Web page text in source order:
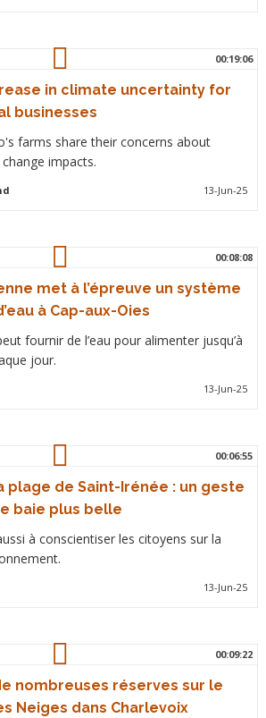
00:19:06
in climate uncertainty for
businesses
farms share their concerns about
impacts.
13-Jun-25
00:08:08
met à l’épreuve un système
à Cap-aux-Oies
fournir de l’eau pour alimenter jusqu’à
jour.
13-Jun-25
00:06:55
plage de Saint-Irénée : un geste
baie plus belle
à conscientiser les citoyens sur la
13-Jun-25
00:09:22
nombreuses réserves sur le
Neiges dans Charlevoix